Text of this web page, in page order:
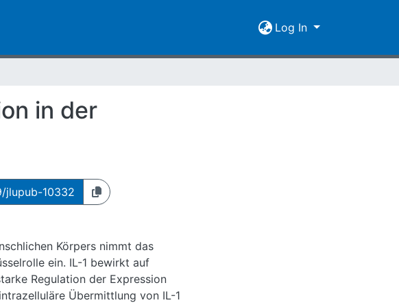
Log In
in der
jlupub-10332
Körpers nimmt das
ein. IL-1 bewirkt auf
Regulation der Expression
Übermittlung von IL-1